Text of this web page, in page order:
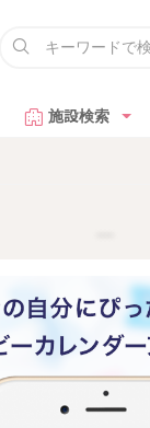
施設検索